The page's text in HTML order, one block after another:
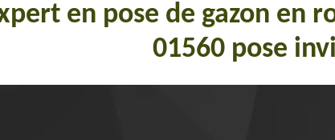
en pose de gazon en
01560 pose